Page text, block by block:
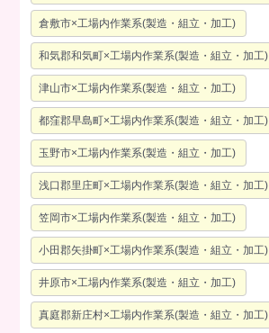
倉敷市×工場内作業系(製造・組立・加工)
和気郡和気町×工場内作業系(製造・組立・加工)
津山市×工場内作業系(製造・組立・加工)
都窪郡早島町×工場内作業系(製造・組立・加工)
玉野市×工場内作業系(製造・組立・加工)
浅口郡里庄町×工場内作業系(製造・組立・加工)
笠岡市×工場内作業系(製造・組立・加工)
小田郡矢掛町×工場内作業系(製造・組立・加工)
井原市×工場内作業系(製造・組立・加工)
真庭郡新庄村×工場内作業系(製造・組立・加工)